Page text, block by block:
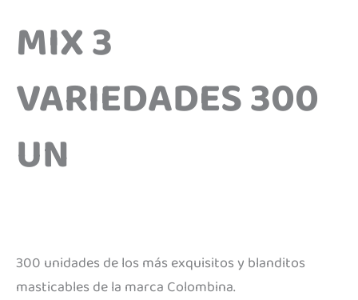
MIX 3
VARIEDADES 300
UN
300 unidades de los más exquisitos y blanditos
masticables de la marca Colombina.